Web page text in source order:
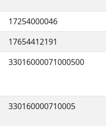
17254000046
17654412191
33016000071000500
330160000710005